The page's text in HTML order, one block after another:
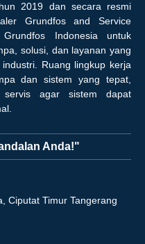
2019 dan secara resmi
Grundfos and Service
Indonesia untuk
solusi, dan layanan yang
Ruang lingkup kerja
dan sistem yang tepat,
agar sistem dapat
Anda!"
Ciputat Timur Tangerang